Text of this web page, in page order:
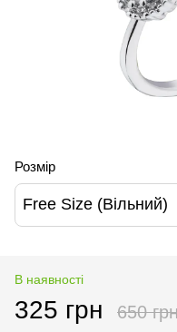
Розмір
Free Size (Вільний)
В наявності
325 грн 650